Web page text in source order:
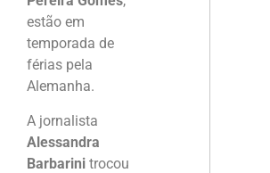
estão em
temporada de
férias pela
Alemanha.
A jornalista
Alessandra
Barbarini trocou